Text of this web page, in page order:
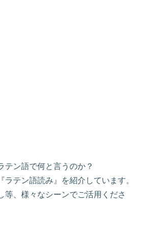
テン語で何と言うのか？
ラテン語読み』を紹介しています。
等、様々なシーンでご活用くださ